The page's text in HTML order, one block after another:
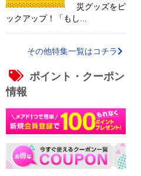
災グッズをピ
ックアップ！「もし...
その他特集一覧はコチラ
ポイント・クーポン
情報